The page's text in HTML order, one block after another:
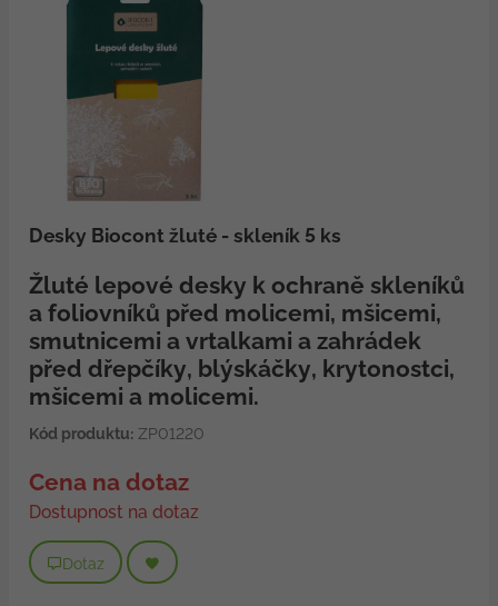
Desky Biocont žluté - skleník 5 ks
Žluté lepové desky k ochraně skleníků
a foliovníků před molicemi, mšicemi,
smutnicemi a vrtalkami a zahrádek
před dřepčíky, blýskáčky, krytonostci,
mšicemi a molicemi.
Kód produktu:ZP01220
Cena na dotaz
Dostupnost na dotaz
Dotaz